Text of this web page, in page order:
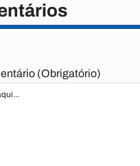
(Obrigatório)